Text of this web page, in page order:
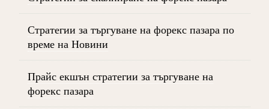
Стратегии за търгуване на форекс пазара по
време на Новини
Прайс екшън стратегии за търгуване на
форекс пазара